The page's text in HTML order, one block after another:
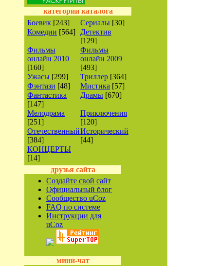
категории каталога
Боевик [243] Сериалы [30]
Комедии [564]
Детектив
[129]
Фильмы
онлайн 2010
[160]
Фильмы
онлайн 2009
[493]
Ужасы [299] Триллер [364]
Фэнтази [48] Мистика [57]
Фантастика
[147]
Драмы [670]
Мелодрама
[251]
Приключения
[120]
Отечественный
[384]
Исторический
[44]
КОНЦЕРТЫ
[14]
друзья сайта
Создайте свой сайт
Официальный блог
Сообщество uCoz
FAQ по системе
Инструкции для
uCoz
мини-чат